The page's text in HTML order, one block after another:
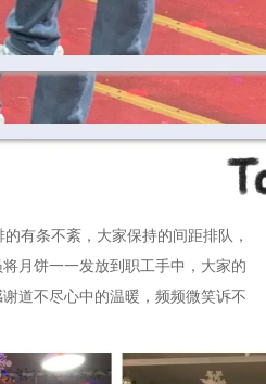
有条不紊，大家保持的间距排队，
月饼一一发放到职工手中，大家的
道不尽心中的温暖，频频微笑诉不